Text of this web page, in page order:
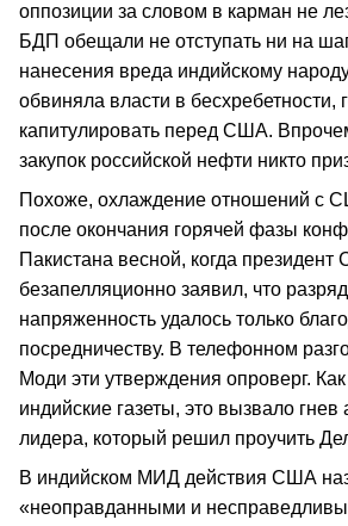
оппозиции за словом в карман не
БДП обещали не отступать ни на
нанесения вреда индийскому
обвиняла власти в бесхребетности,
капитулировать перед США.
закупок российской нефти никто
Похоже, охлаждение отношений с
после окончания горячей фазы
Пакистана весной, когда
безапелляционно заявил, что
напряженность удалось только
посредничеству. В телефонном
Моди эти утверждения опроверг.
индийские газеты, это вызвало гнев
лидера, который решил проучить
В индийском МИД действия США
«неоправданными и